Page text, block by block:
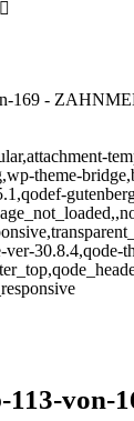
169 -
theme-
ver-30.8.4,qode-
113-von-